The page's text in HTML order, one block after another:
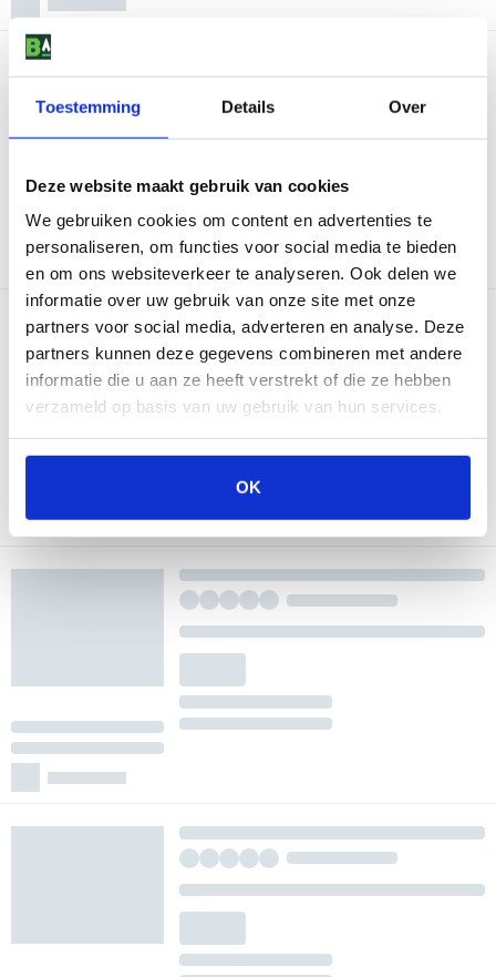
Toestemming Details Over
Deze website maakt gebruik van cookies
We gebruiken cookies om content en advertenties te
personaliseren, om functies voor social media te bieden
en om ons websiteverkeer te analyseren. Ook delen we
informatie over uw gebruik van onze site met onze
partners voor social media, adverteren en analyse. Deze
partners kunnen deze gegevens combineren met andere
informatie die u aan ze heeft verstrekt of die ze hebben
verzameld op basis van uw gebruik van hun services.
OK